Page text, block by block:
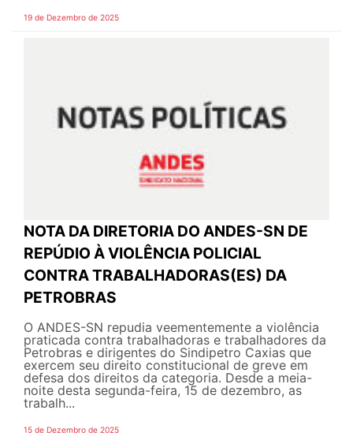
19 de Dezembro de 2025
NOTA DA DIRETORIA DO ANDES-SN DE
REPÚDIO À VIOLÊNCIA POLICIAL
CONTRA TRABALHADORAS(ES) DA
PETROBRAS
O ANDES-SN repudia veementemente a violência
praticada contra trabalhadoras e trabalhadores da
Petrobras e dirigentes do Sindipetro Caxias que
exercem seu direito constitucional de greve em
defesa dos direitos da categoria. Desde a meia-
noite desta segunda-feira, 15 de dezembro, as
trabalh...
15 de Dezembro de 2025